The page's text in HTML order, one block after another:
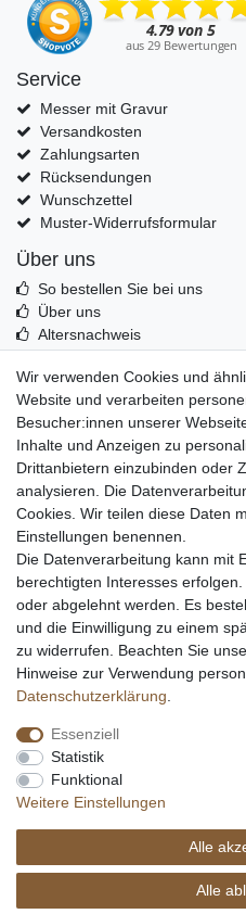
Service
Messer mit Gravur
Versandkosten
Zahlungsarten
Rücksendungen
Wunschzettel
Muster-Widerrufsformular
Über uns
So bestellen Sie bei uns
Über uns
Altersnachweis
Echtheit von
Messer Info Forum
Messer schärfen
Messerhersteller
Stahltabelle
Stahlarten
Rockwell Härte
Messerarten
Klingenformen
Holzarten
Impressum
Widerrufs­recht
© Copyright Alle Preisangaben sind
Wir verwenden Cookies und
Website und verarbeiten
Besucher:innen unserer
Inhalte und Anzeigen zu
Drittanbietern einzubinden oder
analysieren. Die
Cookies. Wir teilen diese Daten
Einstellungen benennen.
Die Datenverarbeitung kann mit
berechtigten Interesses
oder abgelehnt werden. Es
und die Einwilligung zu einem
zu widerrufen. Beachten Sie
Hinweise zur Verwendung
Daten­schutz­erklärung
Essenziell
Statistik
Funktional
Weitere Einstellungen
Alle
Alle